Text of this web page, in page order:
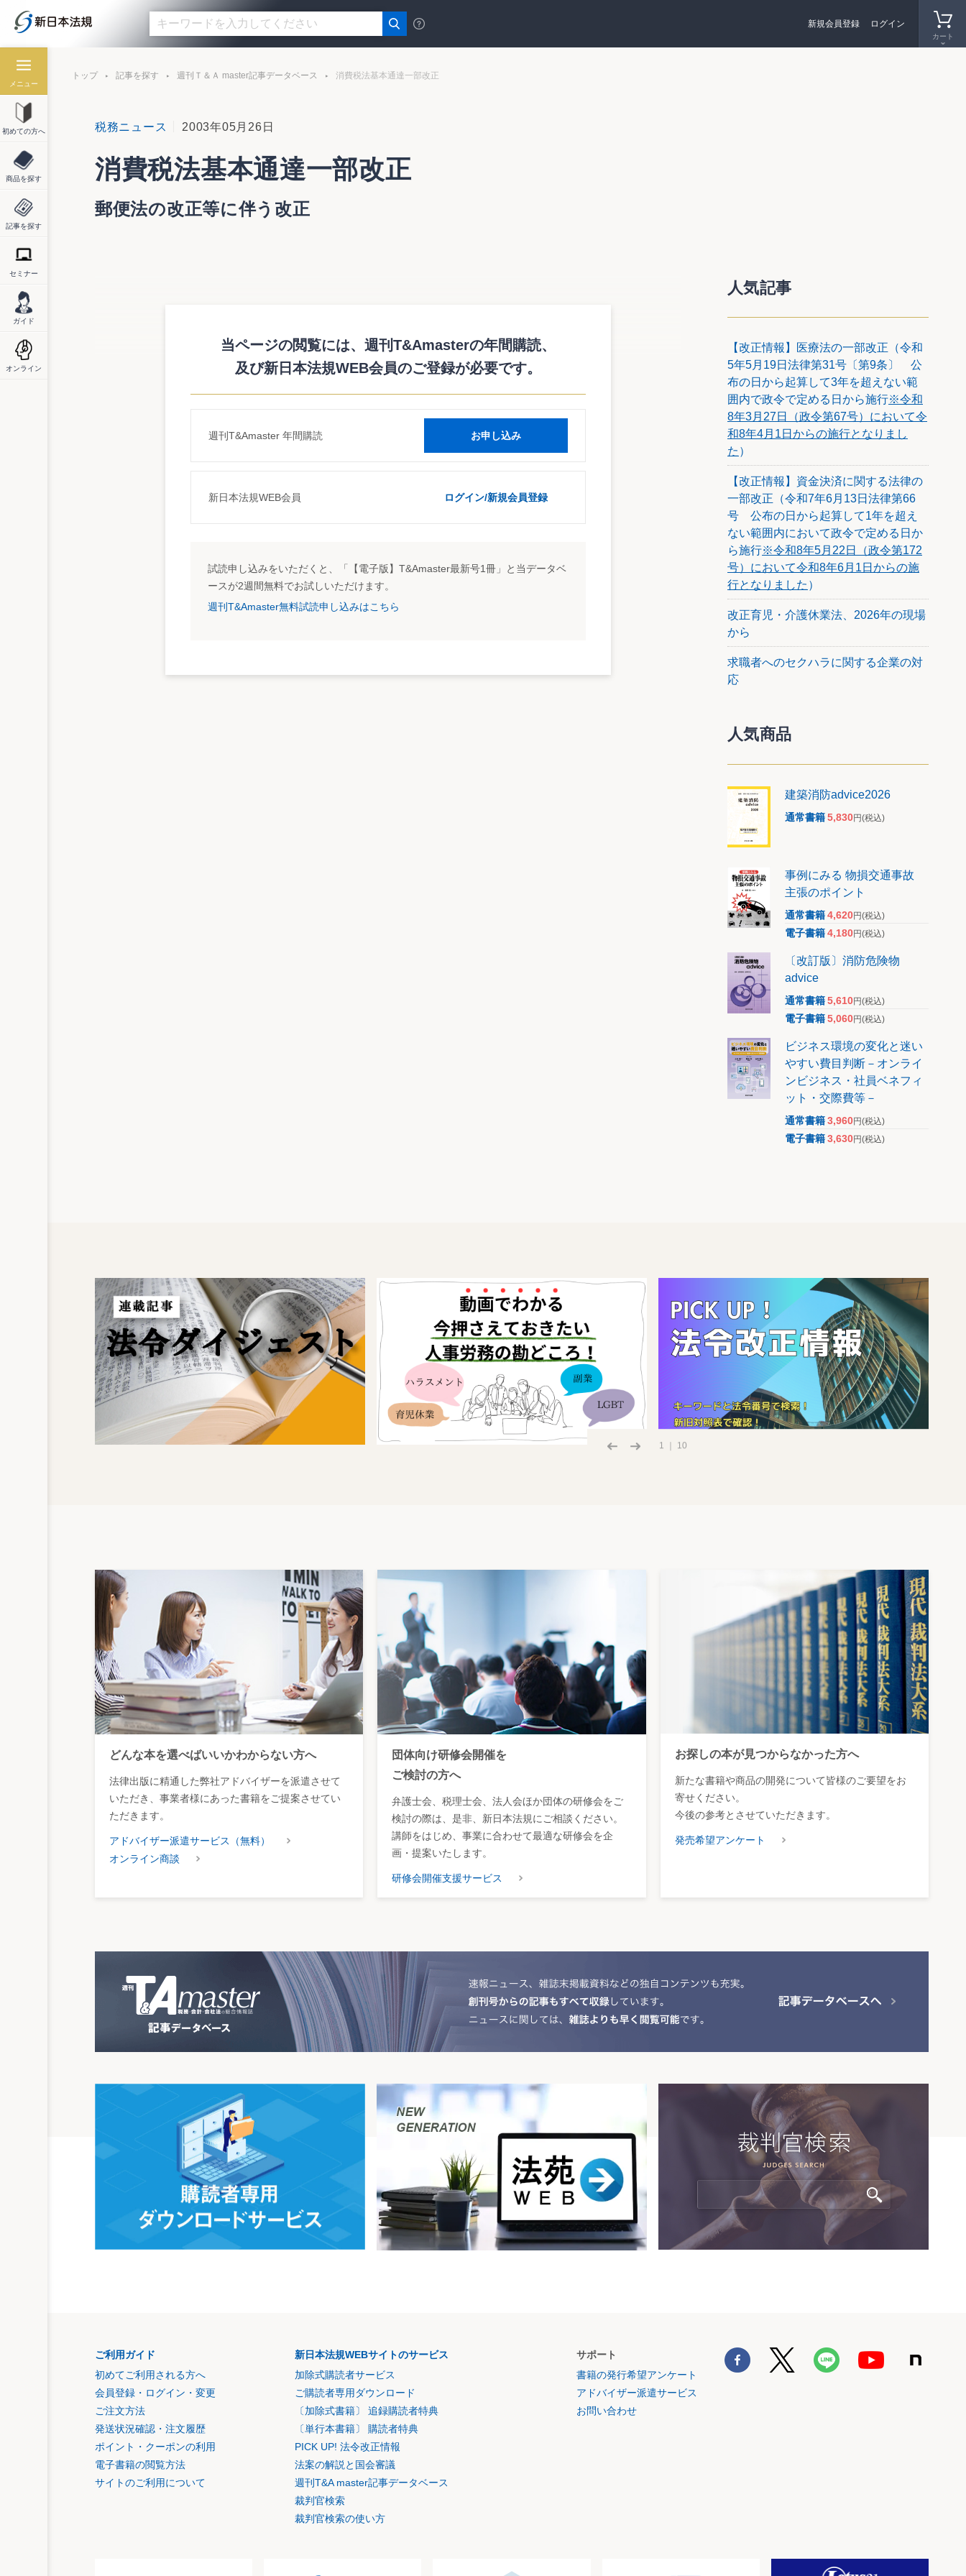
カート
新規会員登録 ログイン
メニュー
初めての方へ
商品を探す
記事を探す
セミナー
ガイド
オンライン
トップ 記事を探す 週刊Ｔ＆Ａ master記事データベース 消費税法基本通達一部改正
税務ニュース 2003年05月26日
消費税法基本通達一部改正
郵便法の改正等に伴う改正
http://www.nta.go.jp/category/tutatu/kobetu/syouhi/1702/01.htm
当ページの閲覧には、週刊T&Amasterの年間購読、
及び新日本法規WEB会員のご登録が必要です。
週刊T&Amaster 年間購読 お申し込み
新日本法規WEB会員 ログイン/新規会員登録
試読申し込みをいただくと、「【電子版】T&Amaster最新号1冊」と当データベ
ースが2週間無料でお試しいただけます。
週刊T&Amaster無料試読申し込みはこちら
人気記事
【改正情報】医療法の一部改正（令和
5年5月19日法律第31号〔第9条〕 公
布の日から起算して3年を超えない範
囲内で政令で定める日から施行※令和
8年3月27日（政令第67号）において令
和8年4月1日からの施行となりまし
た ）
【改正情報】資金決済に関する法律の
一部改正（令和7年6月13日法律第66
号 公布の日から起算して1年を超え
ない範囲内において政令で定める日か
ら施行※令和8年5月22日（政令第172
号）において令和8年6月1日からの施
行となりました ）
改正育児・介護休業法、2026年の現場
から
求職者へのセクハラに関する企業の対
応
人気商品
建築消防advice2026
通常書籍5,830円(税込)
事例にみる 物損交通事故
主張のポイント
通常書籍4,620円(税込)
電子書籍4,180円(税込)
〔改訂版〕消防危険物
advice
通常書籍5,610円(税込)
電子書籍5,060円(税込)
ビジネス環境の変化と迷い
やすい費目判断－オンライ
ンビジネス・社員ベネフィ
ット・交際費等－
通常書籍3,960円(税込)
電子書籍3,630円(税込)
1 ｜ 10
どんな本を選べばいいかわからない方へ
法律出版に精通した弊社アドバイザーを派遣させて
いただき、事業者様にあった書籍をご提案させてい
ただきます。
アドバイザー派遣サービス（無料）
オンライン商談
団体向け研修会開催を
ご検討の方へ
弁護士会、税理士会、法人会ほか団体の研修会をご
検討の際は、是非、新日本法規にご相談ください。
講師をはじめ、事業に合わせて最適な研修会を企
画・提案いたします。
研修会開催支援サービス
お探しの本が見つからなかった方へ
新たな書籍や商品の開発について皆様のご要望をお
寄せください。
今後の参考とさせていただきます。
発売希望アンケート
ご利用ガイド
初めてご利用される方へ
会員登録・ログイン・変更
ご注文方法
発送状況確認・注文履歴
ポイント・クーポンの利用
電子書籍の閲覧方法
サイトのご利用について
新日本法規WEBサイトのサービス
加除式購読者サービス
ご購読者専用ダウンロード
〔加除式書籍〕 追録購読者特典
〔単行本書籍〕 購読者特典
PICK UP! 法令改正情報
法案の解説と国会審議
週刊T&A master記事データベース
裁判官検索
裁判官検索の使い方
サポート
書籍の発行希望アンケート
アドバイザー派遣サービス
お問い合わせ